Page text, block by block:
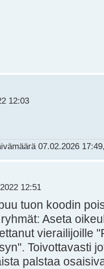
12:03
07.02.2026
12:51
tuon koodin
Aseta
vierailijoille
Toivottavasti
palstaa